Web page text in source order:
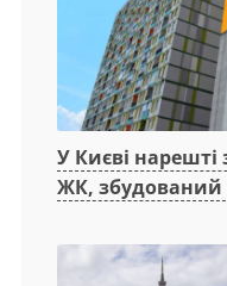
У Києві нарешті
ЖК, збудований